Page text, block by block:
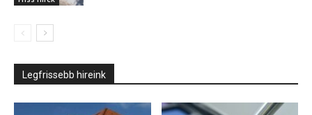
Legfrissebb hireink